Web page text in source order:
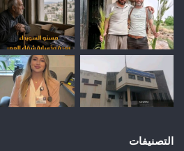
التصنيفات